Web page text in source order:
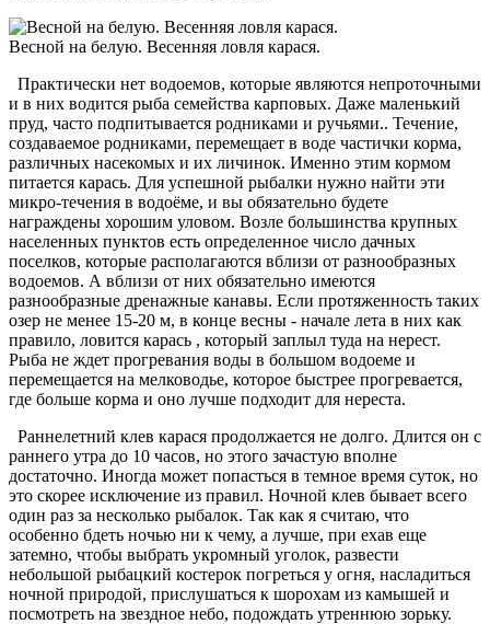
Весной на белую. Весенняя ловля карася.
Практически нет водоемов, которые являются непроточными
и в них водится рыба семейства карповых. Даже маленький
пруд, часто подпитывается родниками и ручьями.. Течение,
создаваемое родниками, перемещает в воде частички корма,
различных насекомых и их личинок. Именно этим кормом
питается карась. Для успешной рыбалки нужно найти эти
микро-течения в водоёме, и вы обязательно будете
награждены хорошим уловом. Возле большинства крупных
населенных пунктов есть определенное число дачных
поселков, которые располагаются вблизи от разнообразных
водоемов. А вблизи от них обязательно имеются
разнообразные дренажные канавы. Если протяженность таких
озер не менее 15-20 м, в конце весны - начале лета в них как
правило, ловится карась , который заплыл туда на нерест.
Рыба не ждет прогревания воды в большом водоеме и
перемещается на мелководье, которое быстрее прогревается,
где больше корма и оно лучше подходит для нереста.
Раннелетний клев карася продолжается не долго. Длится он с
раннего утра до 10 часов, но этого зачастую вполне
достаточно. Иногда может попасться в темное время суток, но
это скорее исключение из правил. Ночной клев бывает всего
один раз за несколько рыбалок. Так как я считаю, что
особенно бдеть ночью ни к чему, а лучше, при ехав еще
затемно, чтобы выбрать укромный уголок, развести
небольшой рыбацкий костерок погреться у огня, насладиться
ночной природой, прислушаться к шорохам из камышей и
посмотреть на звездное небо, подождать утреннюю зорьку.